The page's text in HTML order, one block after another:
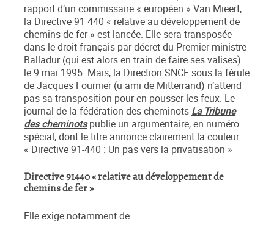
rapport d’un commissaire « européen » Van Mieert,
la Directive 91 440 « relative au développement de
chemins de fer » est lancée. Elle sera transposée
dans le droit français par décret du Premier ministre
Balladur (qui est alors en train de faire ses valises)
le 9 mai 1995. Mais, la Direction SNCF sous la férule
de Jacques Fournier (u ami de Mitterrand) n’attend
pas sa transposition pour en pousser les feux. Le
journal de la fédération des cheminots La Tribune
des cheminotspublie un argumentaire, en numéro
spécial, dont le titre annonce clairement la couleur :
« Directive 91-440 : Un pas vers la privatisation »
Directive 91440 « relative au développement de
chemins de fer »
Elle exige notamment de